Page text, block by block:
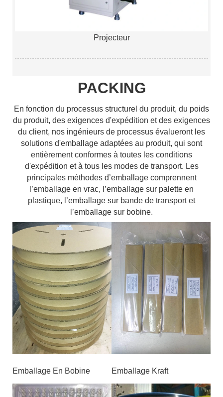
Projecteur
PACKING
En fonction du processus structurel du produit, du poids
du produit, des exigences d'expédition et des exigences
du client, nos ingénieurs de processus évalueront les
solutions d'emballage adaptées au produit, qui sont
entièrement conformes à toutes les conditions
d'expédition et à tous les modes de transport. Les
principales méthodes d’emballage comprennent
l’emballage en vrac, l’emballage sur palette en
plastique, l’emballage sur bande de transport et
l’emballage sur bobine.
Emballage En Bobine Emballage Kraft